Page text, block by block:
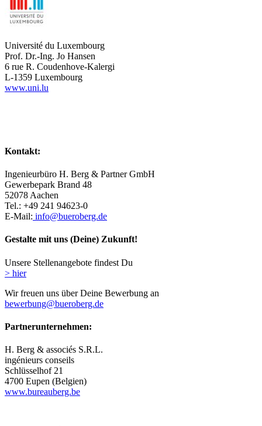
Université du Luxembourg
Prof. Dr.-Ing. Jo Hansen
6 rue R. Coudenhove-Kalergi
L-1359 Luxembourg
www.uni.lu
Kontakt:
Ingenieurbüro H. Berg & Partner GmbH
Gewerbepark Brand 48
52078 Aachen
Tel.: +49 241 94623-0
E-Mail: info@bueroberg.de
Gestalte mit uns (Deine) Zukunft!
Unsere Stellenangebote findest Du
> hier
Wir freuen uns über Deine Bewerbung an
bewerbung@bueroberg.de
Partnerunternehmen:
H. Berg & associés S.R.L.
ingénieurs conseils
Schlüsselhof 21
4700 Eupen (Belgien)
www.bureauberg.be